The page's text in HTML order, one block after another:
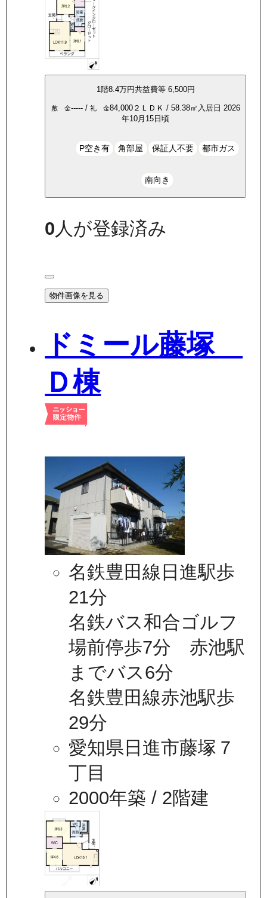
1 階8.4万円共益費等 6,500円
敷 金-----/ 礼 金84,000２ＬＤＫ / 58.38㎡ 入居日 2026
年10月15日頃
P空き有 角部屋 保証人不要 都市ガス
南向き
0人が登録済み
物件画像を見る
ドミール藤塚
Ｄ棟
名鉄豊田線日進駅歩
21分
名鉄バス和合ゴルフ
場前停歩7分 赤池駅
までバス6分
名鉄豊田線赤池駅歩
29分
愛知県日進市藤塚７
丁目
2000年築 / 2階建